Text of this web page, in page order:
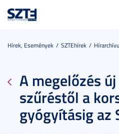
Hírek, Események SZTEhírek
A megelőzés
szűréstől a
gyógyításig az